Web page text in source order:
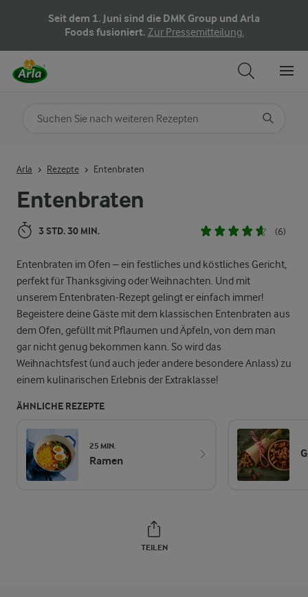
Seit dem 1. Juni sind die DMK Group und Arla
Foods fusioniert. Zur Pressemitteilung.
Entenbraten
3 STD. 30 MIN. (6)
Entenbraten im Ofen – ein festliches und köstliches Gericht,
perfekt für Thanksgiving oder Weihnachten. Und mit
unserem Entenbraten-Rezept gelingt er einfach immer!
Begeistere deine Gäste mit dem klassischen Entenbraten aus
dem Ofen, gefüllt mit Pflaumen und Äpfeln, von dem man
gar nicht genug bekommen kann. So wird das
Weihnachtsfest (und auch jeder andere besondere Anlass) zu
einem kulinarischen Erlebnis der Extraklasse!
ÄHNLICHE REZEPTE
25 MIN.
Ramen
TEILEN
Arla Rezepte Entenbraten
Nach Kategorie suchen